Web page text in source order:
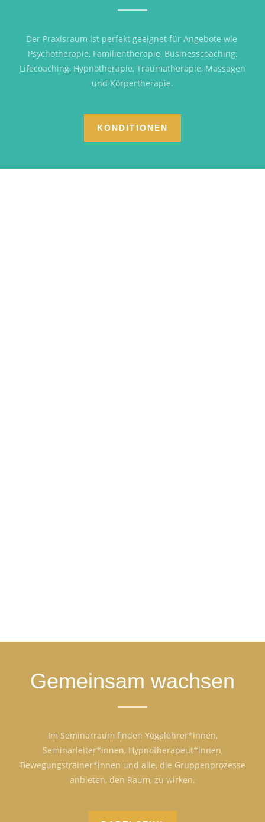
Der Praxisraum ist perfekt geeignet für Angebote wie
Psychotherapie, Familientherapie, Businesscoaching,
Lifecoaching, Hypnotherapie, Traumatherapie, Massagen
und Körpertherapie.
KONDITIONEN
Gemeinsam wachsen
Im Seminarraum finden Yogalehrer*innen,
Seminarleiter*innen, Hypnotherapeut*innen,
Bewegungstrainer*innen und alle, die Gruppenprozesse
anbieten, den Raum, zu wirken.